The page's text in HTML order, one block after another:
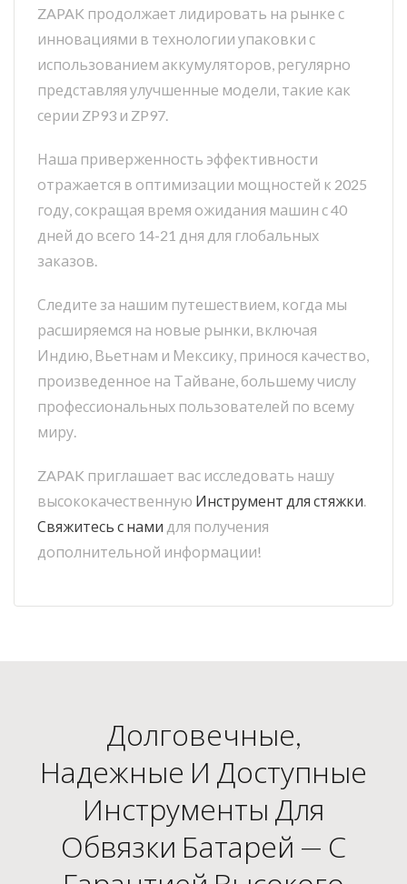
ZAPAK продолжает лидировать на рынке с
инновациями в технологии упаковки с
использованием аккумуляторов, регулярно
представляя улучшенные модели, такие как
серии ZP93 и ZP97.
Наша приверженность эффективности
отражается в оптимизации мощностей к 2025
году, сокращая время ожидания машин с 40
дней до всего 14-21 дня для глобальных
заказов.
Следите за нашим путешествием, когда мы
расширяемся на новые рынки, включая
Индию, Вьетнам и Мексику, принося качество,
произведенное на Тайване, большему числу
профессиональных пользователей по всему
миру.
ZAPAK приглашает вас исследовать нашу
высококачественную Инструмент для стяжки.
Свяжитесь с нами для получения
дополнительной информации!
Долговечные,
Надежные И Доступные
Инструменты Для
Обвязки Батарей — С